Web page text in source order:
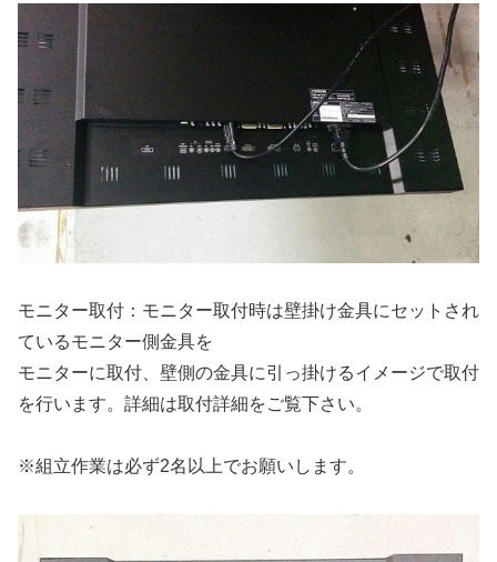
モニター取付：モニター取付時は壁掛け金具にセットされ
ているモニター側金具を
モニターに取付、壁側の金具に引っ掛けるイメージで取付
を行います。詳細は取付詳細をご覧下さい。
※組立作業は必ず2名以上でお願いします。